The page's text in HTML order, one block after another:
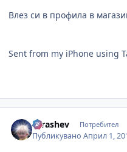
Влез си в профила в
Sent from my iPhone using
Tarashev Потребител
ПубликуваноАприл 1,